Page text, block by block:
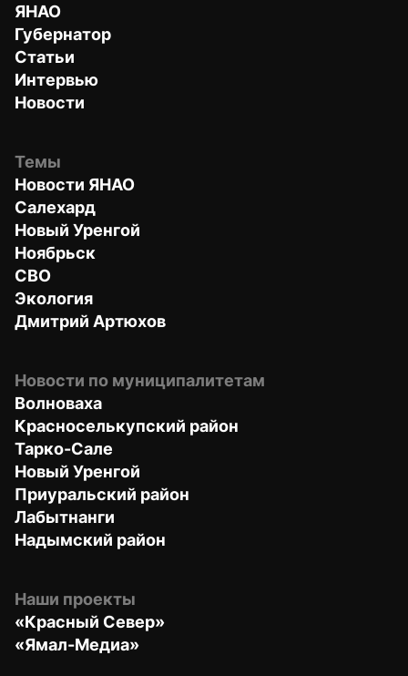
ЯНАО
Губернатор
Статьи
Интервью
Новости
Темы
Новости ЯНАО
Салехард
Новый Уренгой
Ноябрьск
СВО
Экология
Дмитрий Артюхов
Новости по муниципалитетам
Волноваха
Красноселькупский район
Тарко-Сале
Новый Уренгой
Приуральский район
Лабытнанги
Надымский район
Наши проекты
«Красный Север»
«Ямал-Медиа»